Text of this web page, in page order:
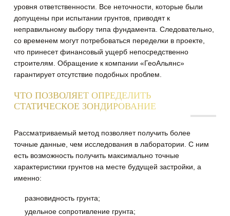
уровня ответственности. Все неточности, которые были
допущены при испытании грунтов, приводят к
неправильному выбору типа фундамента. Следовательно,
со временем могут потребоваться переделки в проекте,
что принесет финансовый ущерб непосредственно
строителям. Обращение к компании «ГеоАльянс»
гарантирует отсутствие подобных проблем.
ЧТО ПОЗВОЛЯЕТ ОПРЕДЕЛИТЬ
СТАТИЧЕСКОЕ ЗОНДИРОВАНИЕ
Рассматриваемый метод позволяет получить более
точные данные, чем исследования в лаборатории. С ним
есть возможность получить максимально точные
характеристики грунтов на месте будущей застройки, а
именно:
разновидность грунта;
удельное сопротивление грунта;